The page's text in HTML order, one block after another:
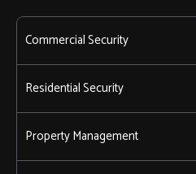
Commercial Security
Residential Security
Property Management